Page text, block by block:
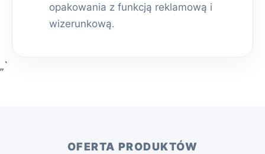
opakowania z funkcją reklamową i
wizerunkową.
„`
OFERTA PRODUKTÓW